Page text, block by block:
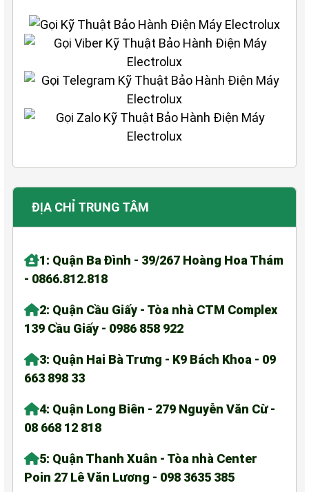
ĐỊA CHỈ TRUNG TÂM
1: Quận Ba Đình - 39/267 Hoàng Hoa Thám
- 0866.812.818
2: Quận Cầu Giấy - Tòa nhà CTM Complex
139 Cầu Giấy - 0986 858 922
3: Quận Hai Bà Trưng - K9 Bách Khoa - 09
663 898 33
4: Quận Long Biên - 279 Nguyễn Văn Cừ -
08 668 12 818
5: Quận Thanh Xuân - Tòa nhà Center
Poin 27 Lê Văn Lương - 098 3635 385